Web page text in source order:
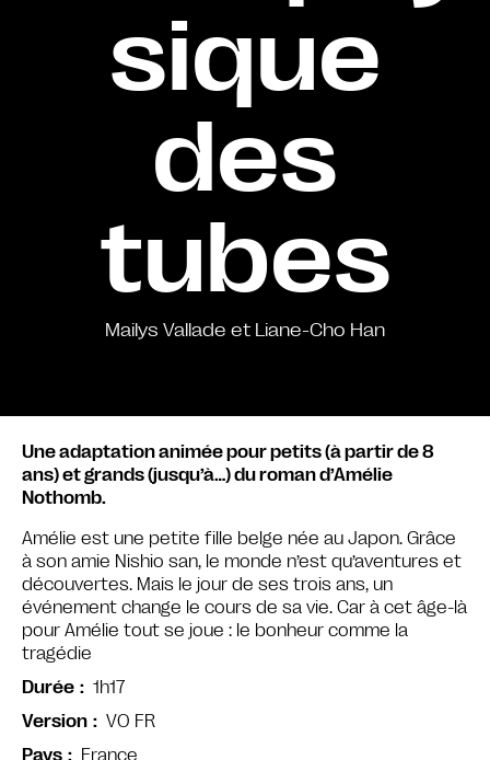
sique
des
tubes
Mailys Vallade et Liane-Cho Han
Une adaptation animée pour petits (à partir de 8
ans) et grands (jusqu’à…) du roman d’Amélie
Nothomb.
Amélie est une petite fille belge née au Japon. Grâce
à son amie Nishio san, le monde n’est qu’aventures et
découvertes. Mais le jour de ses trois ans, un
événement change le cours de sa vie. Car à cet âge-là
pour Amélie tout se joue : le bonheur comme la
tragédie
Durée
1h17
Version
VO FR
Pays
France